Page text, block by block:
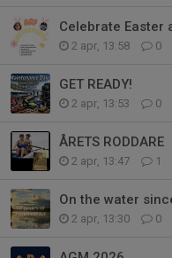
Celebrate Easter
2 apr, 13:58 0
GET READY!
2 apr, 13:53 0
ÅRETS RODDARE
2 apr, 13:47 1
On the water
2 apr, 13:30 0